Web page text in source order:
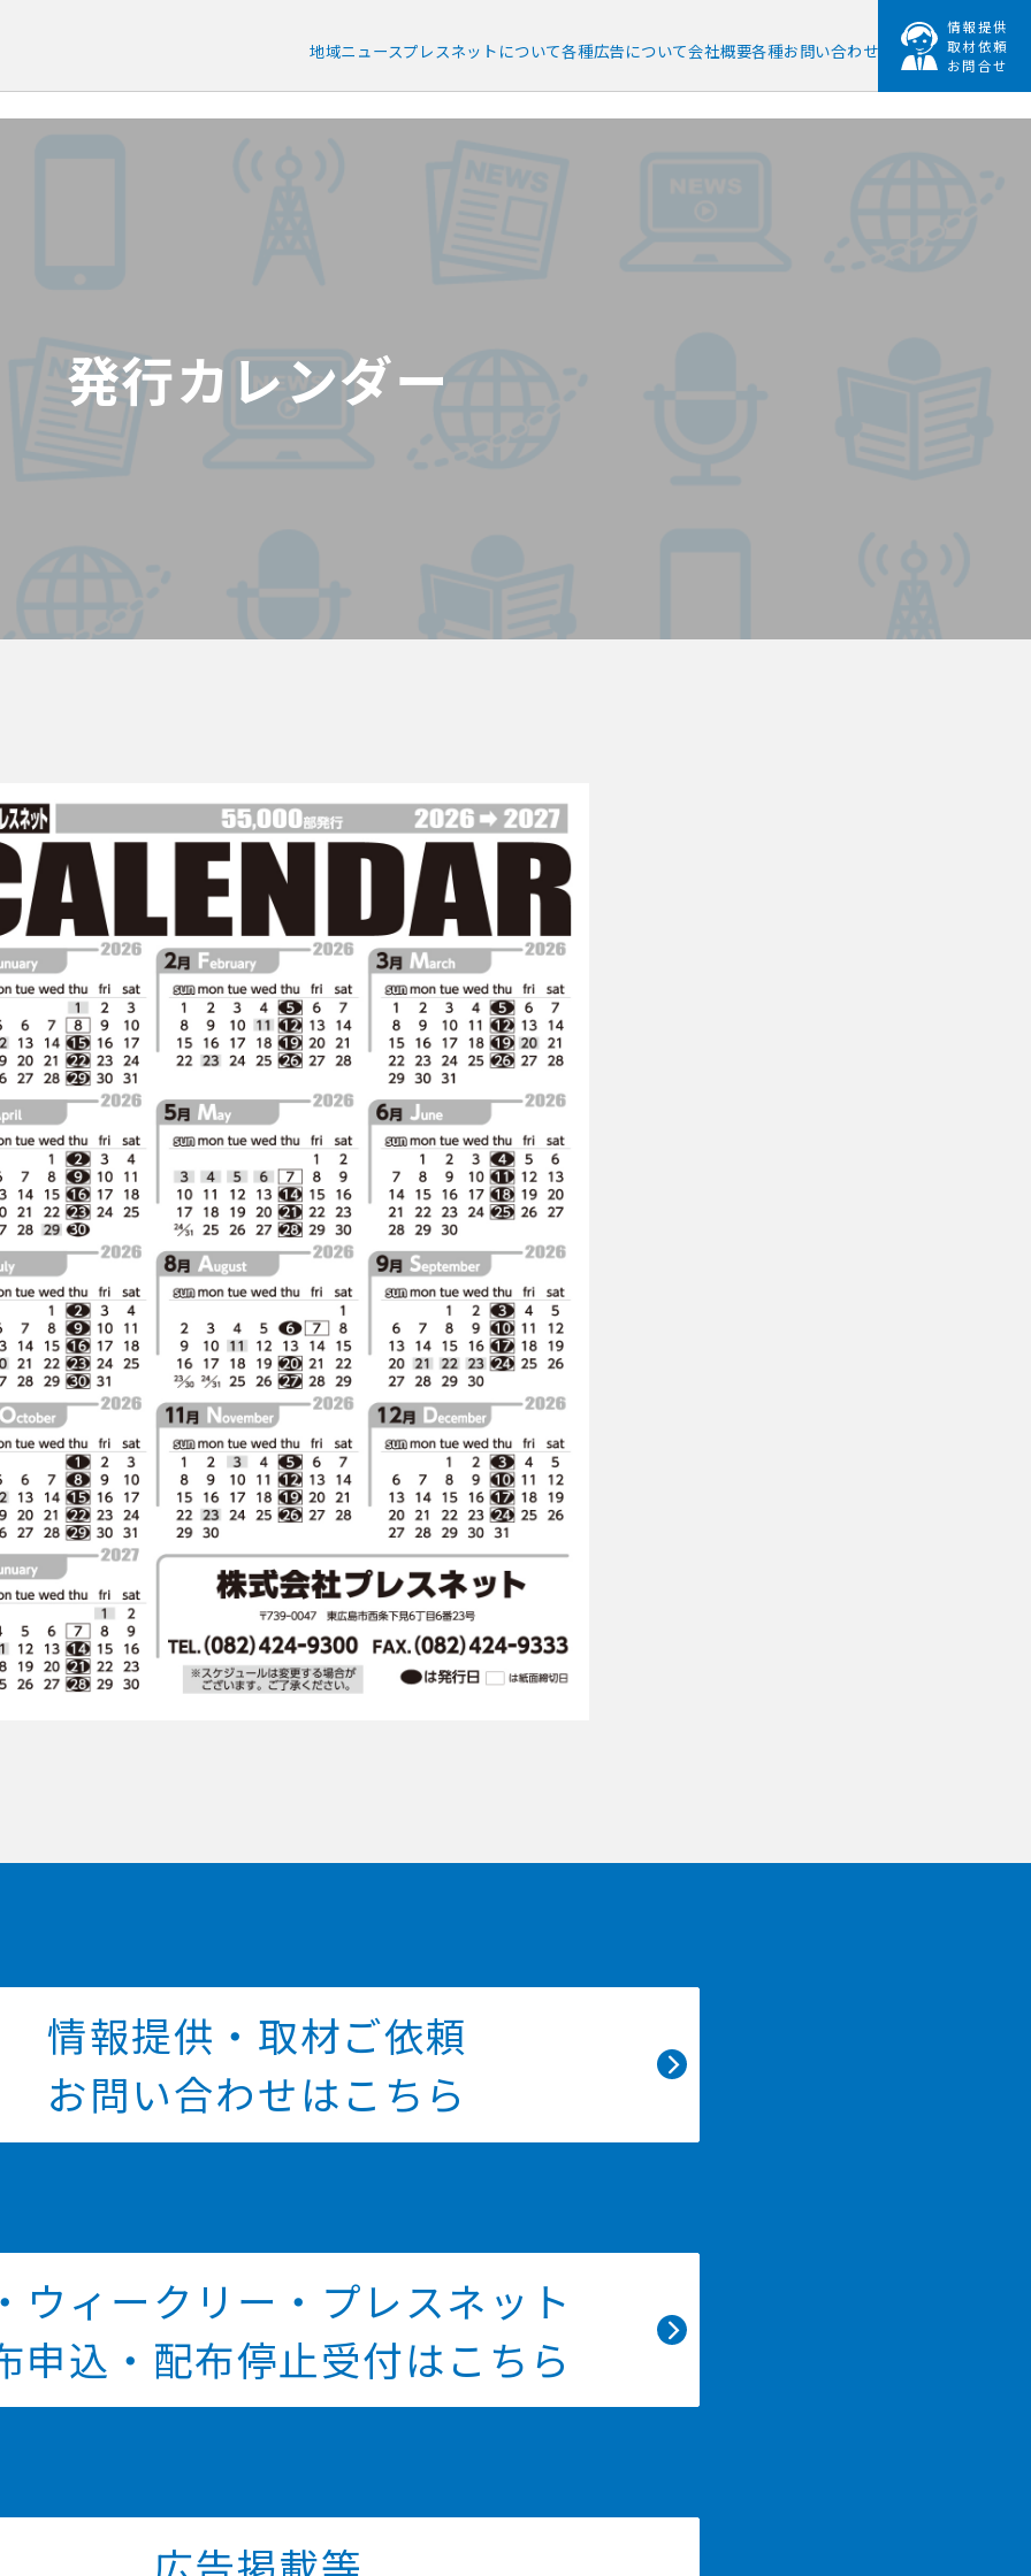
地域ニュースプレスネット について各種広告について会社概要各種お問い合わせ
情報提供
取材依頼
お問合せ
発行カレンダー
情報提供・取材ご依頼
お問い合わせはこちら
ウィークリー・プレスネット
申込・配布停止受付はこちら